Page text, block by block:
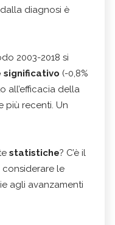
diagnosi è
2003-2018 si
significativo (-0,8%
all’efficacia della
più recenti. Un
statistiche? C’è il
le
agli avanzamenti